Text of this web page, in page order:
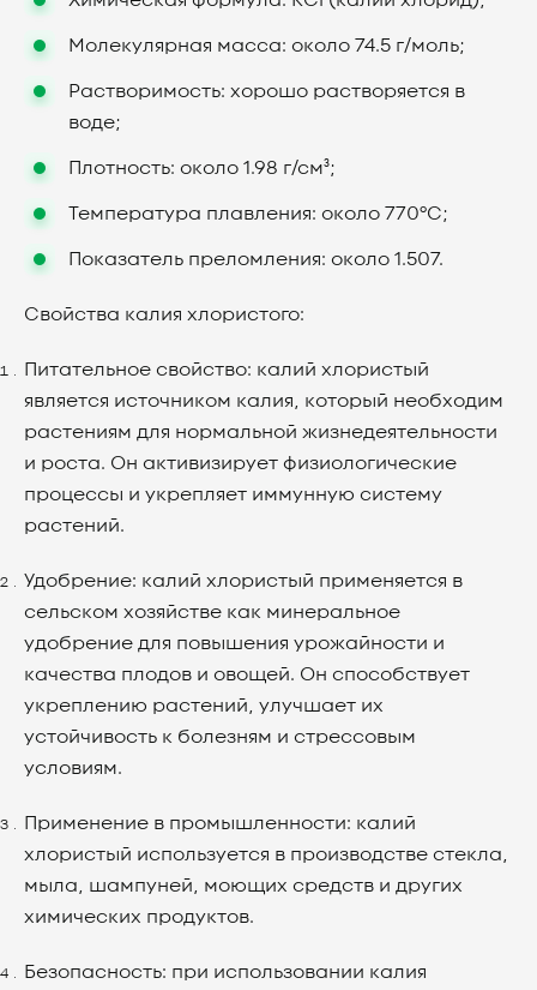
Молекулярная масса: около 74.5 г/моль;
Растворимость: хорошо растворяется в
воде;
Плотность: около 1.98 г/см³;
Температура плавления: около 770°C;
Показатель преломления: около 1.507.
Свойства калия хлористого:
Питательное свойство: калий хлористый
является источником калия, который необходим
растениям для нормальной жизнедеятельности
и роста. Он активизирует физиологические
процессы и укрепляет иммунную систему
растений.
Удобрение: калий хлористый применяется в
сельском хозяйстве как минеральное
удобрение для повышения урожайности и
качества плодов и овощей. Он способствует
укреплению растений, улучшает их
устойчивость к болезням и стрессовым
условиям.
Применение в промышленности: калий
хлористый используется в производстве стекла,
мыла, шампуней, моющих средств и других
химических продуктов.
Безопасность: при использовании калия